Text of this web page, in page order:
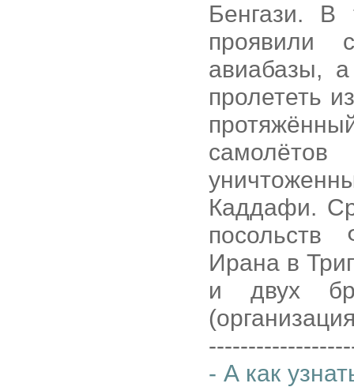
Бенгази. В
проявили
авиабазы,
пролететь
Каддафи.
Ирана в
и двух
- А как